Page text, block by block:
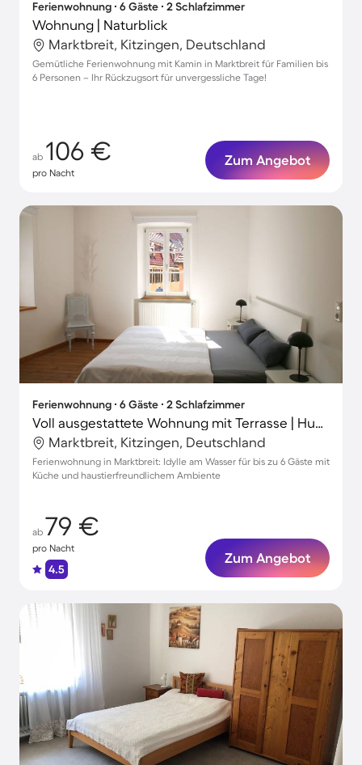
Ferienwohnung ∙ 6 Gäste ∙ 2 Schlafzimmer
Wohnung | Naturblick
Marktbreit, Kitzingen, Deutschland
Gemütliche Ferienwohnung mit Kamin in Marktbreit für Familien bis
6 Personen – Ihr Rückzugsort für unvergessliche Tage!
ab 106 €
pro Nacht
Zum Angebot
Ferienwohnung ∙ 6 Gäste ∙ 2 Schlafzimmer
Voll ausgestattete Wohnung mit Terrasse | Hunde erlaubt
Marktbreit, Kitzingen, Deutschland
Ferienwohnung in Marktbreit: Idylle am Wasser für bis zu 6 Gäste mit
Küche und haustierfreundlichem Ambiente
ab 79 €
pro Nacht
4.5
Zum Angebot